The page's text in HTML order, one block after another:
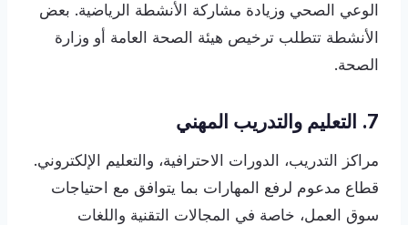
الوعي الصحي وزيادة مشاركة الأنشطة الرياضية. بعض
الأنشطة تتطلب ترخيص هيئة الصحة العامة أو وزارة
الصحة.
7. التعليم والتدريب المهني
مراكز التدريب، الدورات الاحترافية، والتعليم الإلكتروني.
قطاع مدعوم لرفع المهارات بما يتوافق مع احتياجات
سوق العمل، خاصة في المجالات التقنية واللغات